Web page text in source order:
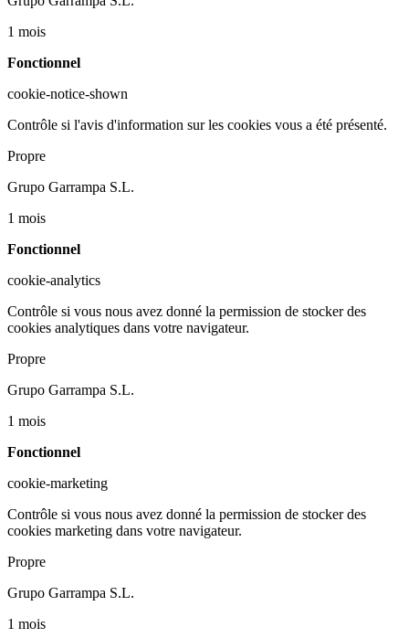
1 mois
Fonctionnel
cookie-notice-shown
Contrôle si l'avis d'information sur les cookies vous a été présenté.
Propre
Grupo Garrampa S.L.
1 mois
Fonctionnel
cookie-analytics
Contrôle si vous nous avez donné la permission de stocker des
cookies analytiques dans votre navigateur.
Propre
Grupo Garrampa S.L.
1 mois
Fonctionnel
cookie-marketing
Contrôle si vous nous avez donné la permission de stocker des
cookies marketing dans votre navigateur.
Propre
Grupo Garrampa S.L.
1 mois